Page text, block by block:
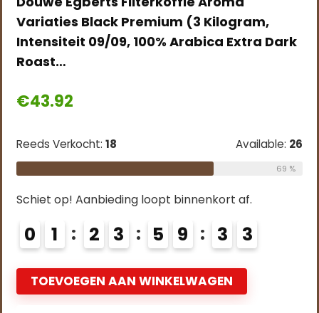
Variaties Black Premium (3 Kilogram,
Intensiteit 09/09, 100% Arabica Extra Dark
Roast…
€43.92
Reeds Verkocht: 18 Available: 26
69 %
Schiet op! Aanbieding loopt binnenkort af.
0 1 2 3 5 9 3 2
TOEVOEGEN AAN WINKELWAGEN